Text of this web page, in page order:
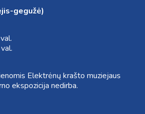
gegužė)
Elektrėnų krašto muziejaus
ekspozicija nedirba.